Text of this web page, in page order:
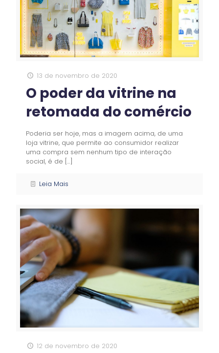
13 de novembro de 2020
O poder da vitrine na
retomada do comércio
Poderia ser hoje, mas a imagem acima, de uma
loja vitrine, que permite ao consumidor realizar
uma compra sem nenhum tipo de interação
social, é de […]
Leia Mais
12 de novembro de 2020